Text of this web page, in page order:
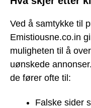
Ved å samtykke til
Emistiousne.co.in
muligheten til å
uønskede
de fører ofte til:
Falske sider